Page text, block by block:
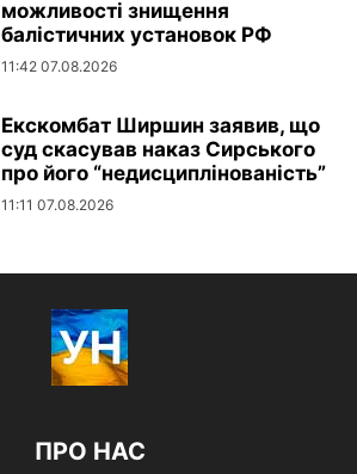
можливості знищення
балістичних установок РФ
11:42 07.08.2026
Екскомбат Ширшин заявив, що
суд скасував наказ Сирського
про його “недисциплінованість”
11:11 07.08.2026
ПРО НАС